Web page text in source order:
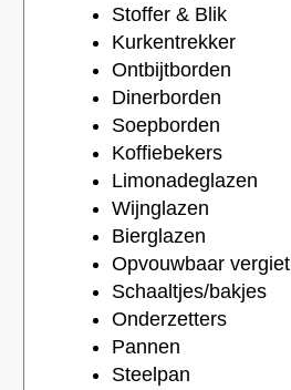
Stoffer & Blik
Kurkentrekker
Ontbijtborden
Dinerborden
Soepborden
Koffiebekers
Limonadeglazen
Wijnglazen
Bierglazen
Opvouwbaar vergiet
Schaaltjes/bakjes
Onderzetters
Pannen
Steelpan